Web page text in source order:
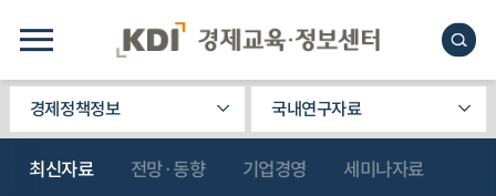
경제정책정보 국내연구자료
최신자료 전망·동향 기업경영 세미나자료